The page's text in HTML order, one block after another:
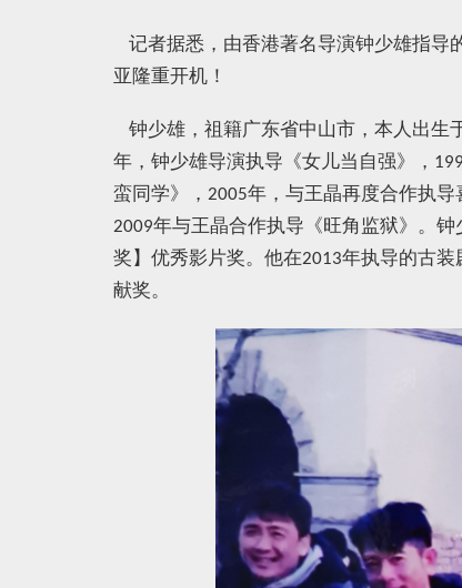
记者据悉，由香港著名导演钟少雄指
亚隆重开机！
钟少雄，祖籍广东省中山市，本人出生
年，钟少雄导演执导《女儿当自强》，
蛮同学》， 2005年，与王晶再度合作执导
2009年与王晶合作执导《旺角监狱》。钟
奖 】 优秀影片奖。他在2013年执导的古装
献奖。